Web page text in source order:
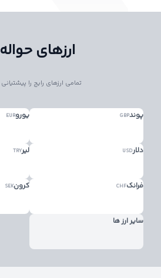
ارزهای
تمامی ارزهای رایج را
پوندGBP یوروEUR
دلارUSD لیرTRY
فرانکCHF کرونSEK
سایر ارز ها